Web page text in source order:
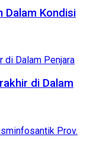
Dalam Kondisi
di Dalam